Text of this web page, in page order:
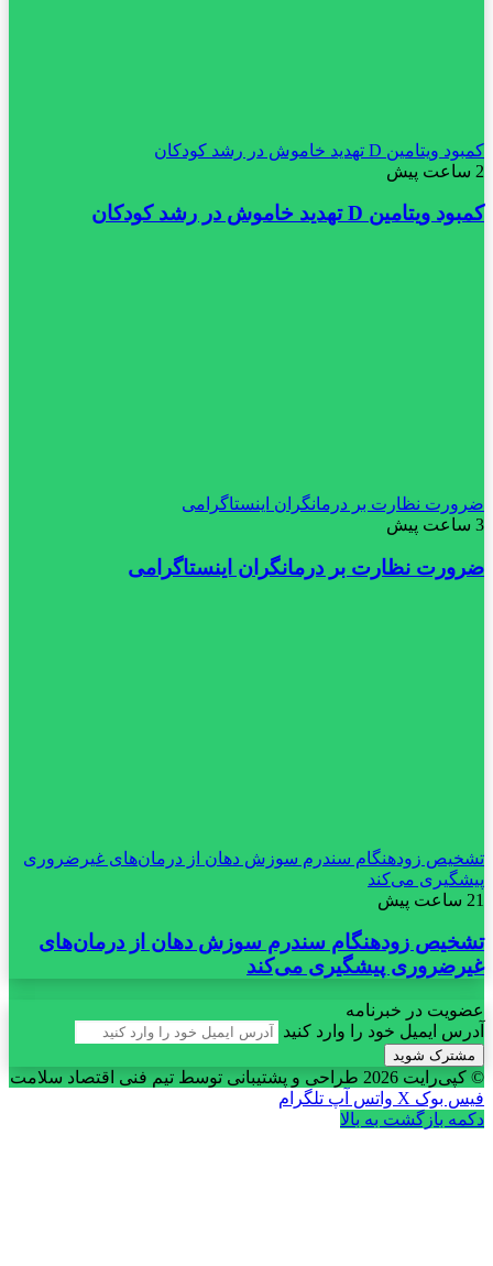
کمبود ویتامین D تهدید خاموش در رشد کودکان
2 ساعت پیش
کمبود ویتامین D تهدید خاموش در رشد کودکان
ضرورت نظارت بر درمانگران اینستاگرامی
3 ساعت پیش
ضرورت نظارت بر درمانگران اینستاگرامی
تشخیص زودهنگام سندرم سوزش دهان از درمان‌های غیرضروری
پیشگیری می‌کند
21 ساعت پیش
تشخیص زودهنگام سندرم سوزش دهان از درمان‌های
غیرضروری پیشگیری می‌کند
عضویت در خبرنامه
آدرس ایمیل خود را وارد کنید
© کپی‌رایت 2026
طراحی و پشتیبانی توسط تیم فنی اقتصاد سلامت
فیس بوک X واتس آپ تلگرام
دکمه بازگشت به بالا